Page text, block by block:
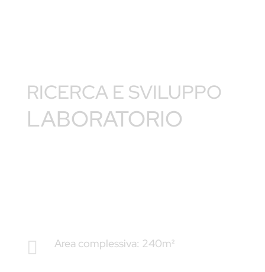
RICERCA E SVILUPPO
LABORATORIO
 Area complessiva: 240m²